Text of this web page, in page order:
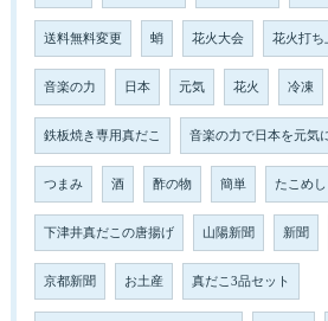
送料無料変更 蛸 花火大会 花火打ち
音楽の力 日本 元気 花火 冷凍
鉄板焼き専用真だこ 音楽の力で日本を元気
つまみ 酒 酢の物 簡単 たこめし
下津井真だこの唐揚げ 山陽新聞 新聞
京都新聞 お土産 真だこ3品セット